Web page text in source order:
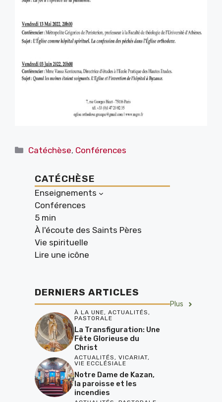
Catégories
Catéchèse, Conférences
CATÉCHÈSE
Enseignements
Conférences
5 min
À l'écoute des Saints Pères
Vie spirituelle
Lire une icône
DERNIERS ARTICLES
Plus
À LA UNE, ACTUALITÉS,
PASTORALE
La Transfiguration: Une
Fête Glorieuse du
Christ
ACTUALITÉS, VICARIAT,
VIE ECCLÉSIALE
Notre Dame de Kazan,
la paroisse et les
incendies